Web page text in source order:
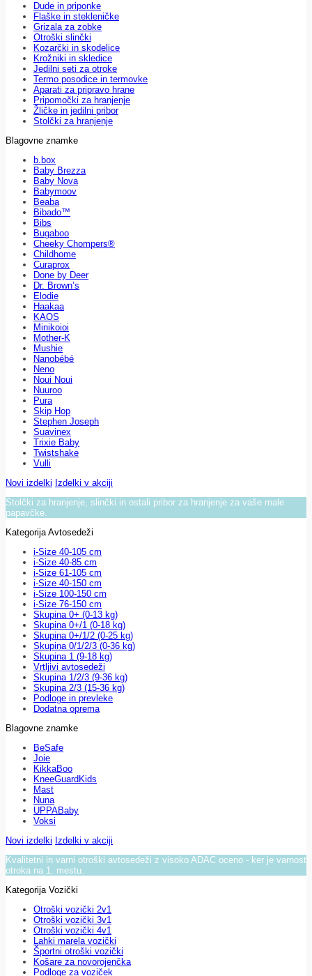
Dude in priponke
Flaške in stekleničke
Grizala za zobke
Otroški slinčki
Kozarčki in skodelice
Krožniki in skledice
Jedilni seti za otroke
Termo posodice in termovke
Aparati za pripravo hrane
Pripomočki za hranjenje
Žličke in jedilni pribor
Stolčki za hranjenje
Blagovne znamke
b.box
Baby Brezza
Baby Nova
Babymoov
Beaba
Bibado™
Bibs
Bugaboo
Cheeky Chompers®
Childhome
Curaprox
Done by Deer
Dr. Brown’s
Elodie
Haakaa
KAOS
Minikoioi
Mother-K
Mushie
Nanobébé
Neno
Noui Noui
Nuuroo
Pura
Skip Hop
Stephen Joseph
Suavinex
Trixie Baby
Twistshake
Vulli
Novi izdelki Izdelki v akciji
Stolčki za hranjenje, slinčki in ostali pribor za hranjenje za vaše male
papavčke.
Kategorija Avtosedeži
i-Size 40-105 cm
i-Size 40-85 cm
i-Size 61-105 cm
i-Size 40-150 cm
i-Size 100-150 cm
i-Size 76-150 cm
Skupina 0+ (0-13 kg)
Skupina 0+/1 (0-18 kg)
Skupina 0+/1/2 (0-25 kg)
Skupina 0/1/2/3 (0-36 kg)
Skupina 1 (9-18 kg)
Vrtljivi avtosedeži
Skupina 1/2/3 (9-36 kg)
Skupina 2/3 (15-36 kg)
Podloge in prevleke
Dodatna oprema
Blagovne znamke
BeSafe
Joie
KikkaBoo
KneeGuardKids
Mast
Nuna
UPPABaby
Voksi
Novi izdelki Izdelki v akciji
Kvalitetni in varni otroški avtosedeži z visoko ADAC oceno - ker je varnost
otroka na 1. mestu.
Kategorija Vozički
Otroški vozički 2v1
Otroški vozički 3v1
Otroški vozički 4v1
Lahki marela vozički
Športni otroški vozički
Košare za novorojenčka
Podloge za voziček